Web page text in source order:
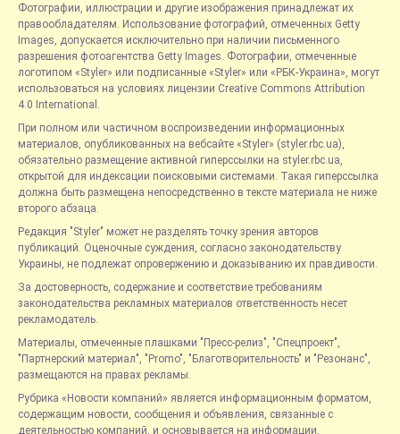
Фотографии, иллюстрации и другие изображения принадлежат их
правообладателям. Использование фотографий, отмеченных Getty
Images, допускается исключительно при наличии письменного
разрешения фотоагентства Getty Images. Фотографии, отмеченные
логотипом «Styler» или подписанные «Styler» или «РБК-Украина», могут
использоваться на условиях лицензии Creative Commons Attribution
4.0 International.
При полном или частичном воспроизведении информационных
материалов, опубликованных на вебсайте «Styler» (styler.rbc.ua),
обязательно размещение активной гиперссылки на styler.rbc.ua,
открытой для индексации поисковыми системами. Такая гиперссылка
должна быть размещена непосредственно в тексте материала не ниже
второго абзаца.
Редакция "Styler" может не разделять точку зрения авторов
публикаций. Оценочные суждения, согласно законодательству
Украины, не подлежат опровержению и доказыванию их правдивости.
За достоверность, содержание и соответствие требованиям
законодательства рекламных материалов ответственность несет
рекламодатель.
Материалы, отмеченные плашками "Пресс-релиз", "Спецпроект",
"Партнерский материал", "Promo", "Благотворительность" и "Резонанс",
размещаются на правах рекламы.
Рубрика «Новости компаний» является информационным форматом,
содержащим новости, сообщения и объявления, связанные с
деятельностью компаний, и основывается на информации,